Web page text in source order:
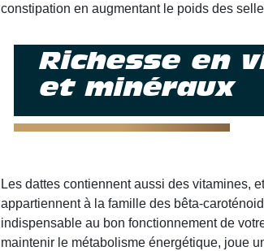
constipation en augmentant le poids des
Richesse en
et minéraux
Les dattes contiennent aussi des vitamines,
appartiennent à la famille des bêta-
indispensable au bon fonctionnement de
maintenir le métabolisme énergétique, joue